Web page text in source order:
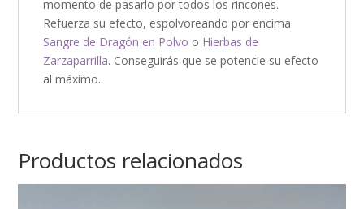
momento de pasarlo por todos los rincones.
Refuerza su efecto, espolvoreando por encima
Sangre de Dragón en Polvo o Hierbas de
Zarzaparrilla. Conseguirás que se potencie su efecto
al máximo.
Productos relacionados